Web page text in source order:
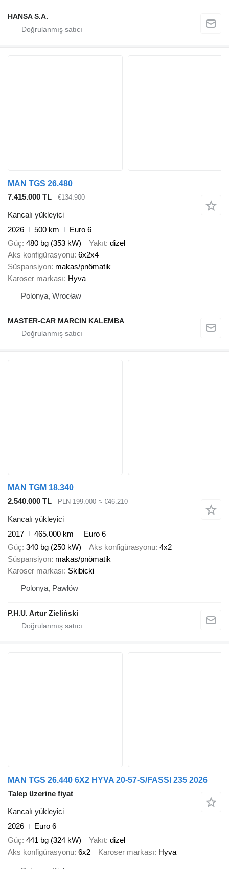
HANSA S.A.
MAN TGS 26.480
7.415.000 TL
€134.900
Kancalı yükleyici
2026
500 km
Euro 6
Güç 480 bg (353 kW) Yakıt dizel
Aks konfigürasyonu 6x2x4
Süspansiyon makas/pnömatik
Karoser markası Hyva
Polonya, Wrocław
MASTER-CAR MARCIN KALEMBA
MAN TGM 18.340
2.540.000 TL
PLN 199.000 ≈ €46.210
Kancalı yükleyici
2017
465.000 km
Euro 6
Güç 340 bg (250 kW) Aks konfigürasyonu 4x2
Süspansiyon makas/pnömatik
Karoser markası Skibicki
Polonya, Pawłów
P.H.U. Artur Zieliński
MAN TGS 26.440 6X2 HYVA 20-57-S/FASSI 235 2026
Talep üzerine fiyat
Kancalı yükleyici
2026
Euro 6
Güç 441 bg (324 kW) Yakıt dizel
Aks konfigürasyonu 6x2 Karoser markası Hyva